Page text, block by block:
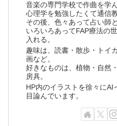
音楽の専門学校で作曲を学
心理学を勉強したくて通信
その後、色々あって占い師
いろいろあってFAP療法の
入れる。
趣味は、読書・散歩・トイ
画など。
好きなものは、植物・自然
房具。
HP内のイラストを徐々にAI
目論んでいます。